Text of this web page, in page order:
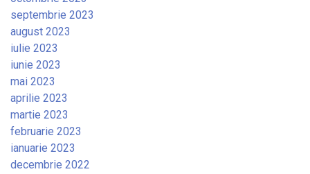
septembrie 2023
august 2023
iulie 2023
iunie 2023
mai 2023
aprilie 2023
martie 2023
februarie 2023
ianuarie 2023
decembrie 2022